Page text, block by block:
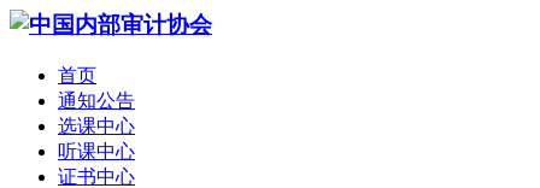
首页
通知公告
选课中心
听课中心
证书中心